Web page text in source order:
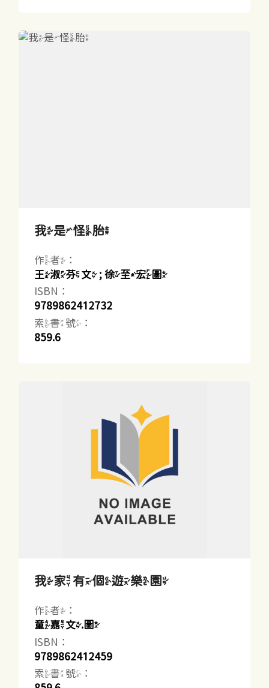
我是怪胎
作者：
王淑芬文 ; 徐至宏圖
ISBN：
9789862412732
索書號：
859.6
我家有個遊樂園
作者：
童嘉文.圖
ISBN：
9789862412459
索書號：